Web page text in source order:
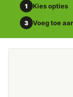
1 Kies opties
3 Voeg toe